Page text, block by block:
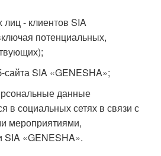
лиц - клиентов SIA
потенциальных,
сайта SIA «GENESHA»;
данные
в социальных сетях в связи с
мероприятиями,
SIA «GENESHA».